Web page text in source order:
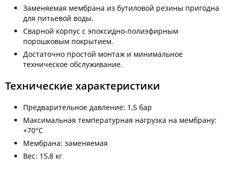
Заменяемая мембрана из бутиловой резины пригодна
для питьевой воды.
Сварной корпус с эпоксидно-полиэфирным
порошковым покрытием.
Достаточно простой монтаж и минимальное
техническое обслуживание.
Технические характеристики
Предварительное давление: 1,5 бар
Максимальная температурная нагрузка на мембрану:
+70°C
Мембрана: заменяемая
Вес: 15,8 кг